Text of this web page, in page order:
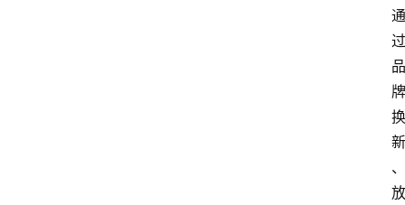
通
过
品
牌
换
新
、
放